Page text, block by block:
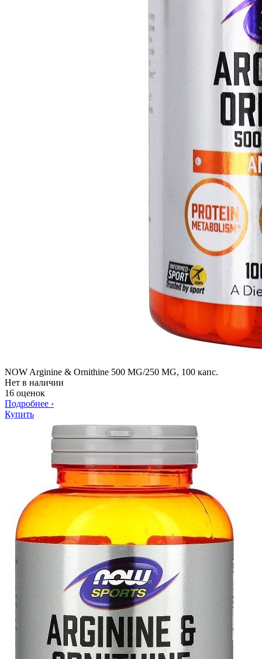
NOW Arginine & Ornithine 500 MG/250 MG, 100 капс.
Нет в наличии
16 оценок
Подробнее ›
Купить